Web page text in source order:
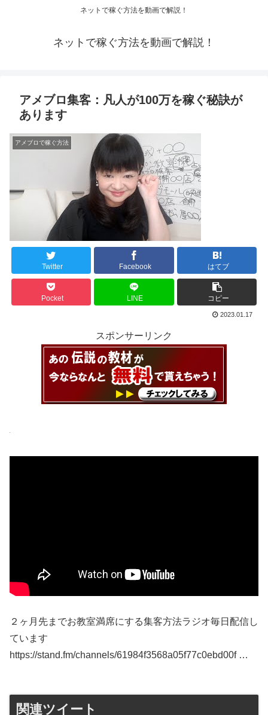
ネットで稼ぐ方法を動画で解説！
ネットで稼ぐ方法を動画で解説！
アメブロ集客：凡人が100万を稼ぐ秘訣が
あります
アメブロで稼ぐ方法
Twitter Facebook はてブ
Pocket LINE コピー
2023.01.17
スポンサーリンク
２ヶ月先までお教室満席にする集客方法ラジオ毎日配信し
ています
https://stand.fm/channels/61984f3568a05f77c0ebd00f …
関連ツイート